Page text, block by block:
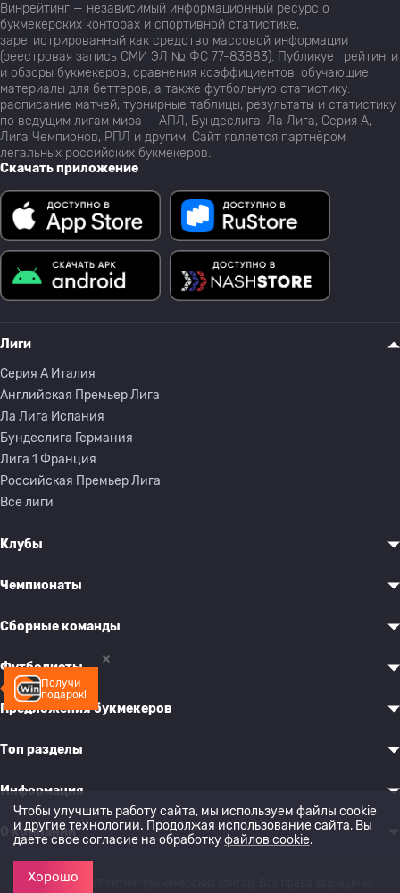
Получи
подарок!
Винрейтинг — независимый информационный ресурс о
букмекерских конторах и спортивной статистике,
зарегистрированный как средство массовой информации
(реестровая запись СМИ ЭЛ № ФС 77-83883). Публикует рейтинги
и обзоры букмекеров, сравнения коэффициентов, обучающие
материалы для беттеров, а также футбольную статистику:
расписание матчей, турнирные таблицы, результаты и статистику
по ведущим лигам мира — АПЛ, Бундеслига, Ла Лига, Серия А,
Лига Чемпионов, РПЛ и другим. Сайт является партнёром
легальных российских букмекеров.
Скачать приложение
Лиги
Серия A Италия
Английская Премьер Лига
Ла Лига Испания
Бундеслига Германия
Лига 1 Франция
Российская Премьер Лига
Все лиги
Клубы
Чемпионаты
Сборные команды
Футболисты
Предложения букмекеров
Топ разделы
Информация
О компании
© 2022-2026 Рейтинг букмекерских контор. Все права защищены.
Чтобы улучшить работу сайта, мы используем файлы cookie
и другие технологии. Продолжая использование сайта, Вы
даете свое согласие на обработкуфайлов cookie.
Хорошо